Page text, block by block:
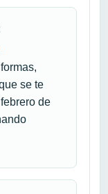
se te
de